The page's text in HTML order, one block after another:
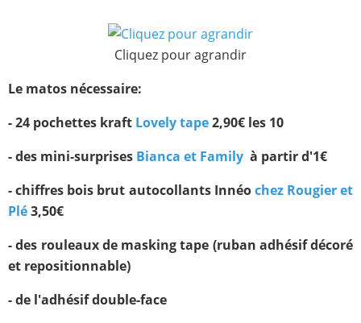
Cliquez pour agrandir
Le matos nécessaire:
- 24 pochettes kraft Lovely tape2,90€ les 10
- des mini-surprises Bianca et Family ​ à partir d'1€
- chiffres bois brut autocollants Innéochez Rougier et
Plé3,50€
- des rouleaux de masking tape (ruban adhésif décoré
et repositionnable)
- de l'adhésif double-face